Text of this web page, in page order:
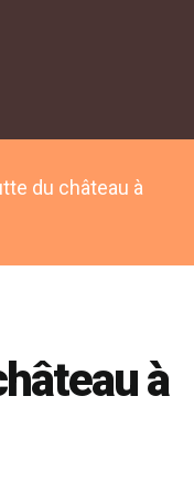
du château à
à